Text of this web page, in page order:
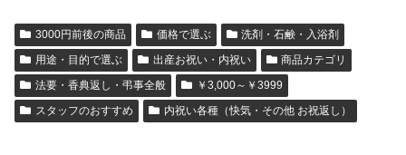
3000円前後の商品 価格で選ぶ
洗剤・石鹸・入浴剤
用途・目的で選ぶ
出産お祝い・内祝い
商品カテゴリ
法要・香典返し・弔事全般
￥3,000～￥3999
スタッフのおすすめ
内祝い各種（快気・その他 お祝返し）